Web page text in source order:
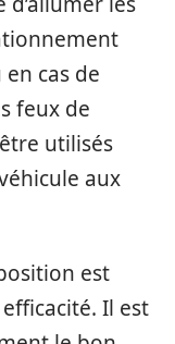
cas de
feux de
utilisés
aux
est
Il est